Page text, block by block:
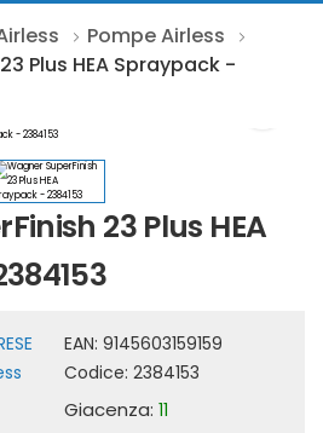
Pompe Airless
Plus HEA Spraypack -
23 Plus HEA
EAN: 9145603159159
Codice: 2384153
Giacenza: 11